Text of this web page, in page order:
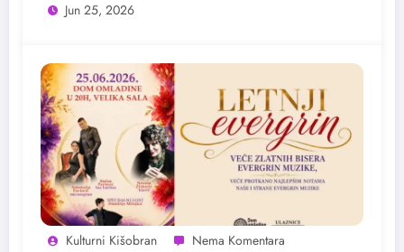
Jun 25, 2026
Kulturni Kišobran